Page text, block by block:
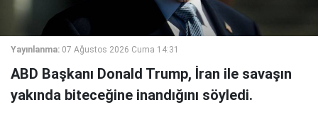
Yayınlanma: 07 Ağustos 2026 Cuma 14:31
ABD Başkanı Donald Trump, İran ile savaşın
yakında biteceğine inandığını söyledi.